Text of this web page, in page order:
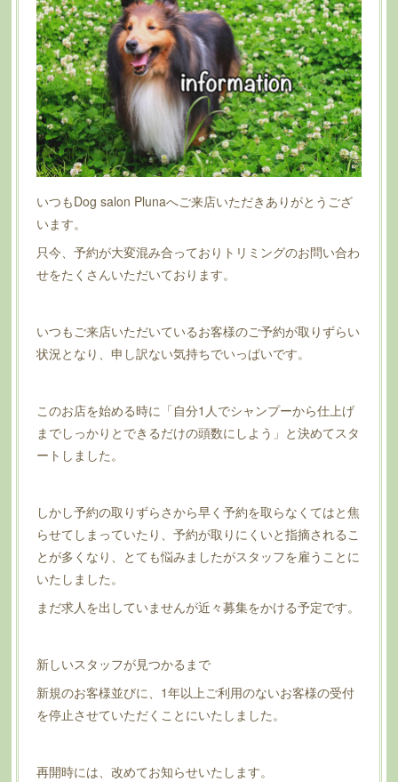
いつもDog salon Plunaへご来店いただきありがとうござ
います。
只今、予約が大変混み合っておりトリミングのお問い合わ
せをたくさんいただいております。
いつもご来店いただいているお客様のご予約が取りずらい
状況となり、申し訳ない気持ちでいっぱいです。
このお店を始める時に「自分1人でシャンプーから仕上げ
までしっかりとできるだけの頭数にしよう」と決めてスタ
ートしました。
しかし予約の取りずらさから早く予約を取らなくてはと焦
らせてしまっていたり、予約が取りにくいと指摘されるこ
とが多くなり、とても悩みましたがスタッフを雇うことに
いたしました。
まだ求人を出していませんが近々募集をかける予定です。
新しいスタッフが見つかるまで
新規のお客様並びに、1年以上ご利用のないお客様の受付
を停止させていただくことにいたしました。
再開時には、改めてお知らせいたします。